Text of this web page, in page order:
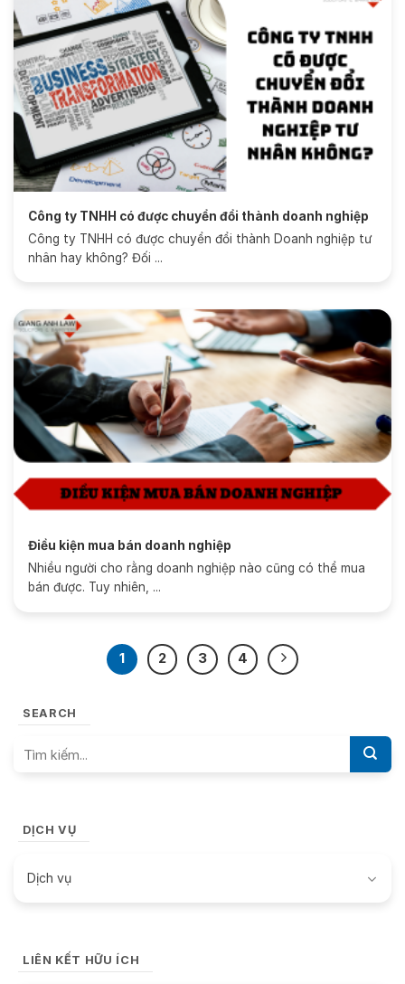
Công ty TNHH có được chuyển đổi thành doanh nghiệp
tư nhân không?
Công ty TNHH có được chuyển đổi thành Doanh nghiệp tư
nhân hay không? Đối ...
Điều kiện mua bán doanh nghiệp
Nhiều người cho rằng doanh nghiệp nào cũng có thể mua
bán được. Tuy nhiên, ...
1 2 3 4
SEARCH
DỊCH VỤ
Dịch vụ
LIÊN KẾT HỮU ÍCH